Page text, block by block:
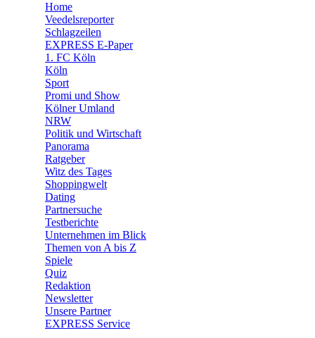
🛒 Shoppingwelt
Home
Veedelsreporter
Schlagzeilen
EXPRESS E-Paper
1. FC Köln
Köln
Sport
Promi und Show
Kölner Umland
NRW
Politik und Wirtschaft
Panorama
Ratgeber
Witz des Tages
Shoppingwelt
Dating
Partnersuche
Testberichte
Unternehmen im Blick
Themen von A bis Z
Spiele
Quiz
Redaktion
Newsletter
Unsere Partner
EXPRESS Service